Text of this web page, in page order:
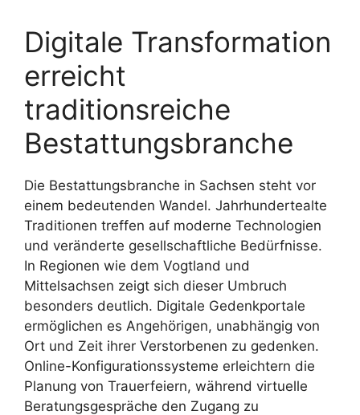
Digitale Transformation
erreicht
traditionsreiche
Bestattungsbranche
Die Bestattungsbranche in Sachsen steht vor
einem bedeutenden Wandel. Jahrhundertealte
Traditionen treffen auf moderne Technologien
und veränderte gesellschaftliche Bedürfnisse.
In Regionen wie dem Vogtland und
Mittelsachsen zeigt sich dieser Umbruch
besonders deutlich. Digitale Gedenkportale
ermöglichen es Angehörigen, unabhängig von
Ort und Zeit ihrer Verstorbenen zu gedenken.
Online-Konfigurationssysteme erleichtern die
Planung von Trauerfeiern, während virtuelle
Beratungsgespräche den Zugang zu